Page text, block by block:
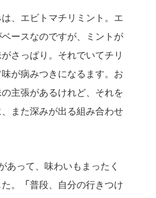
、エビトマチリミント。エ
ースなのですが、ミントが
さっぱり。それでいてチリ
が病みつきになるます。お
主張があるけれど、それを
また深みが出る組み合わせ
あって、味わいもまったく
。
「 普段、自分の行きつけ